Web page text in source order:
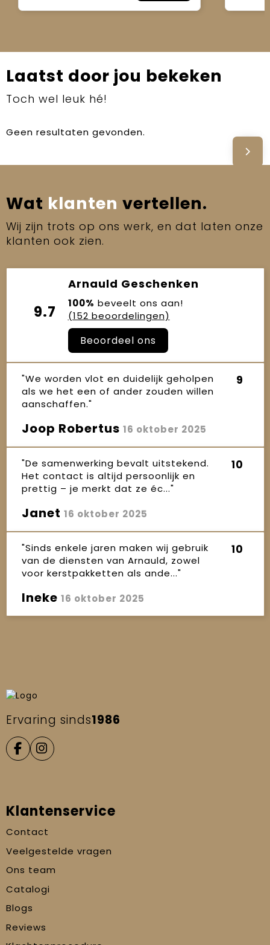
Laatst door jou bekeken
Toch wel leuk hé!
Geen resultaten gevonden.
Wat klanten vertellen.
Wij zijn trots op ons werk, en dat laten onze
klanten ook zien.
9.7
Arnauld Geschenken
100% beveelt ons aan!
(152 beoordelingen)
Beoordeel ons
"We worden vlot en duidelijk geholpen
als we het een of ander zouden willen
aanschaffen."
9
Joop Robertus 16 oktober 2025
"De samenwerking bevalt uitstekend.
Het contact is altijd persoonlijk en
prettig – je merkt dat ze éc..."
10
Janet 16 oktober 2025
"Sinds enkele jaren maken wij gebruik
van de diensten van Arnauld, zowel
voor kerstpakketten als ande..."
10
Ineke 16 oktober 2025
Ervaring sinds1986
Klantenservice
Contact
Veelgestelde vragen
Ons team
Catalogi
Blogs
Reviews